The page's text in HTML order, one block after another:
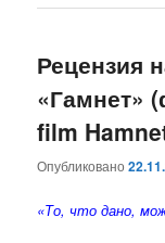
Рецензия
«Гамнет»
film
Опубликовано
«То, что дано,